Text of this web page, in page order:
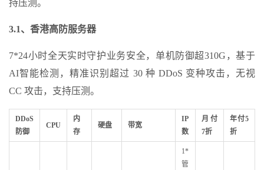
持压测。
3.1、香港高防服务器
7*24小时全天实时守护业务安全，单机防御超310G，基于
AI智能检测，精准识别超过 30 种 DDoS 变种攻击，无视
CC 攻击，支持压测。
DDoS
防御
CPU
内
存
硬盘 带宽
IP
数
月付
7折
年付5
折
1*
管